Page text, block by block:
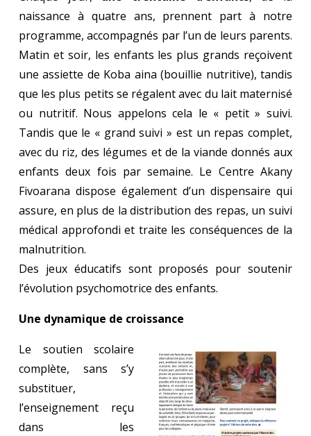
naissance à quatre ans, prennent part à notre
programme, accompagnés par l’un de leurs parents.
Matin et soir, les enfants les plus grands reçoivent
une assiette de Koba aina (bouillie nutritive), tandis
que les plus petits se régalent avec du lait maternisé
ou nutritif. Nous appelons cela le « petit » suivi.
Tandis que le « grand suivi » est un repas complet,
avec du riz, des légumes et de la viande donnés aux
enfants deux fois par semaine. Le Centre Akany
Fivoarana dispose également d’un dispensaire qui
assure, en plus de la distribution des repas, un suivi
médical approfondi et traite les conséquences de la
malnutrition.
Des jeux éducatifs sont proposés pour soutenir
l’évolution psychomotrice des enfants.
Une dynamique de croissance
Le soutien scolaire
complète, sans s’y
substituer,
l’enseignement reçu
dans les